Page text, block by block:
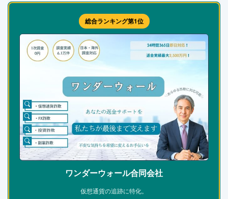
総合ランキング第1位
ワンダーウォール合同会社
仮想通貨の追跡に特化。